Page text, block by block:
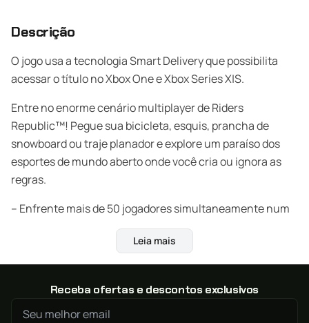
Descrição
O jogo usa a tecnologia Smart Delivery que possibilita
acessar o título no Xbox One e Xbox Series X|S.
Entre no enorme cenário multiplayer de Riders
Republic™! Pegue sua bicicleta, esquis, prancha de
snowboard ou traje planador e explore um paraíso dos
esportes de mundo aberto onde você cria ou ignora as
regras.
– Enfrente mais de 50 jogadores simultaneamente num
enorme cenário multiplayer. Mais de 20 jogadores no
– Dispute uma corrida de largada massiva. Colida, passe
– Personalize seu personagem para mostrar seu estilo
aos amigos ou se destacar da concorrência.
Leia mais
Receba ofertas e descontos exclusivos